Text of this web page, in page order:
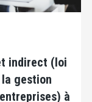
indirect (loi
gestion
à